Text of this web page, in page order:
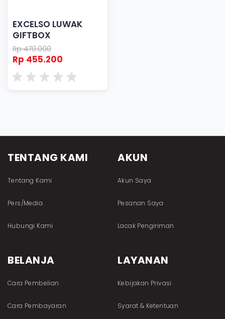
EXCELSO LUWAK
GIFTBOX
Rp 470.000
Rp 455.200
TENTANG KAMI
Tentang Kami
Pers/Media
Hubungi Kami
AKUN
Akun Saya
Pesanan Saya
Lacak Pengiriman
BELANJA
Cara Pembelian
Cara Pembayaran
LAYANAN
Kebijakan Privasi
Syarat & Ketentuan